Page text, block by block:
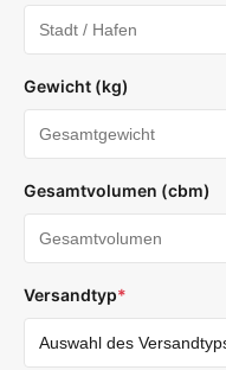
Gewicht (kg)
Gesamtvolumen (cbm)
Versandtyp*